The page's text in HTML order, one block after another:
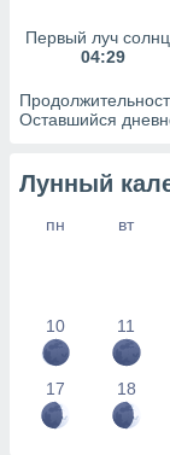
наших 1199
Первый луч
04:29
Оставшийся
Лунный
пн вт
10 11
17 18